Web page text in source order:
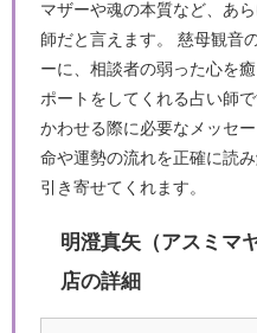
マザーや魂の本質など、あ
師だと言えます。 慈母観音
ーに、相談者の弱った心を
ポートをしてくれる占い師
かわせる際に必要なメッセ
命や運勢の流れを正確に読
引き寄せてくれます。
明澄真矢（アスミマ
店の詳細